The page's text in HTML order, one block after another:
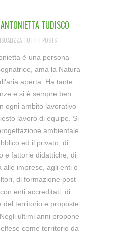
TUDISCO
TUTTI I POSTS
è una persona
ama la Natura
aperta. Ha tante
e si è sempre ben
ogni ambito lavorativo
lavoro di equipe. Si
ambientale
ed il privato, di
e fattorie didattiche, di
alle imprese, agli enti o
di formazione post
enti accreditati, di
del territorio e proposte
ultimi anni propone
come territorio da